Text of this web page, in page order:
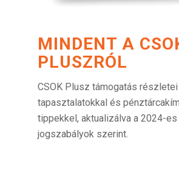
MINDENT A
PLUSZRÓL
CSOK Plusz támogatás
tapasztalatokkal és
tippekkel, aktualizálva a 2024-es
jogszabályok szerint.